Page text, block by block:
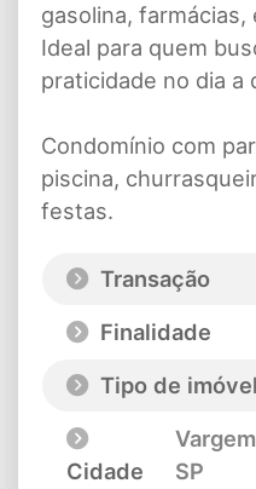
gasolina,
Ideal para quem
praticidade no dia a
Condomínio com
piscina,
festas.
Transação
Finalidade
Tipo de imóvel
Cidade
SP